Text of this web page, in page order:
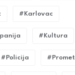
#karlovac
#kultura
#policija #promet